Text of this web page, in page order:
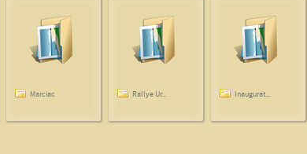
Marciac Rallye Ur... Inaugurat...